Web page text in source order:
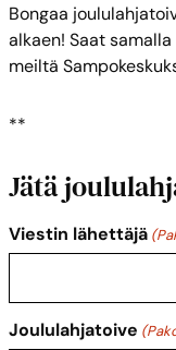
Bongaa
alkaen! Saat
meiltä
**
Jätä
Viestin lähettäjä
Joululahjatoive